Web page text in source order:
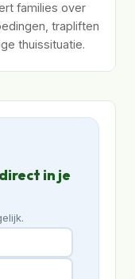
families over
trapliften
thuissituatie.
in je